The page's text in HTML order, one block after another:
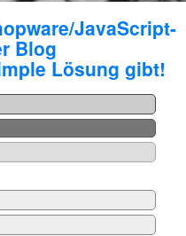
JavaScript-
Blog
Lösung gibt!